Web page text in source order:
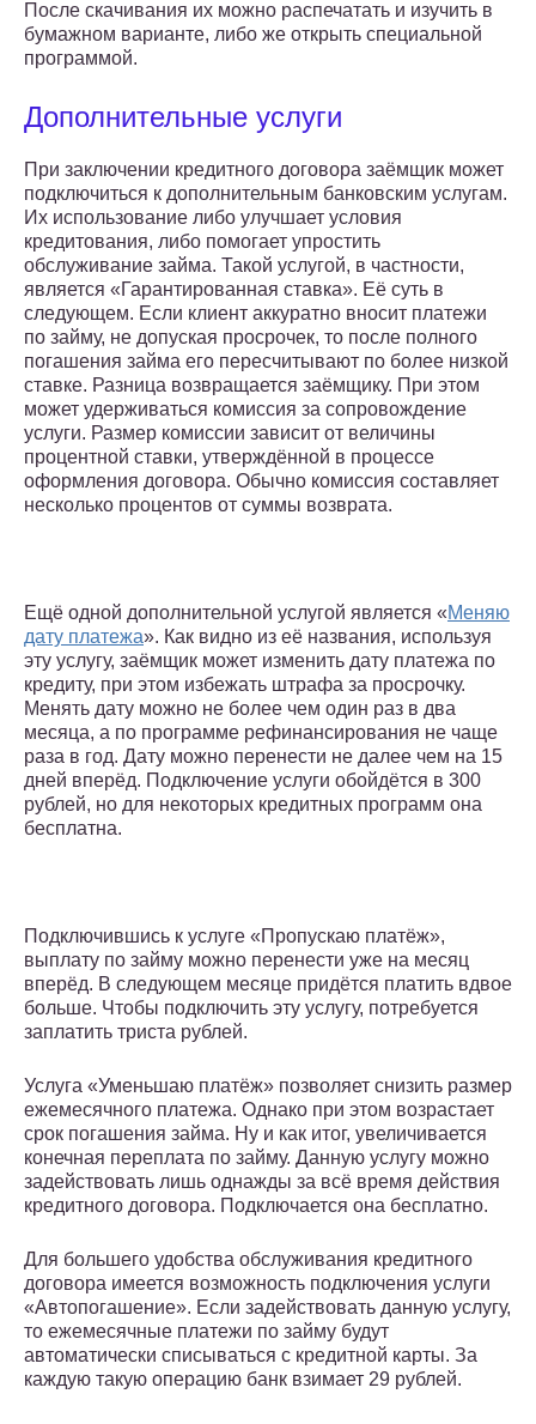
После скачивания их можно распечатать и изучить в
бумажном варианте, либо же открыть специальной
программой.
Дополнительные услуги
При заключении кредитного договора заёмщик может
подключиться к дополнительным банковским услугам.
Их использование либо улучшает условия
кредитования, либо помогает упростить
обслуживание займа. Такой услугой, в частности,
является «Гарантированная ставка». Её суть в
следующем. Если клиент аккуратно вносит платежи
по займу, не допуская просрочек, то после полного
погашения займа его пересчитывают по более низкой
ставке. Разница возвращается заёмщику. При этом
может удерживаться комиссия за сопровождение
услуги. Размер комиссии зависит от величины
процентной ставки, утверждённой в процессе
оформления договора. Обычно комиссия составляет
несколько процентов от суммы возврата.
Ещё одной дополнительной услугой является «Меняю
дату платежа». Как видно из её названия, используя
эту услугу, заёмщик может изменить дату платежа по
кредиту, при этом избежать штрафа за просрочку.
Менять дату можно не более чем один раз в два
месяца, а по программе рефинансирования не чаще
раза в год. Дату можно перенести не далее чем на 15
дней вперёд. Подключение услуги обойдётся в 300
рублей, но для некоторых кредитных программ она
бесплатна.
Подключившись к услуге «Пропускаю платёж»,
выплату по займу можно перенести уже на месяц
вперёд. В следующем месяце придётся платить вдвое
больше. Чтобы подключить эту услугу, потребуется
заплатить триста рублей.
Услуга «Уменьшаю платёж» позволяет снизить размер
ежемесячного платежа. Однако при этом возрастает
срок погашения займа. Ну и как итог, увеличивается
конечная переплата по займу. Данную услугу можно
задействовать лишь однажды за всё время действия
кредитного договора. Подключается она бесплатно.
Для большего удобства обслуживания кредитного
договора имеется возможность подключения услуги
«Автопогашение». Если задействовать данную услугу,
то ежемесячные платежи по займу будут
автоматически списываться с кредитной карты. За
каждую такую операцию банк взимает 29 рублей.